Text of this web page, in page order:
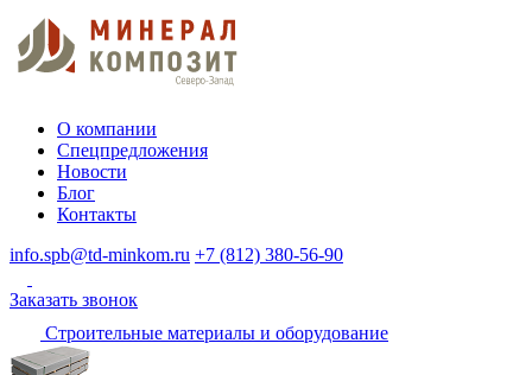
О компании
Спецпредложения
Новости
Блог
Контакты
info.spb@td-minkom.ru +7 (812) 380-56-90
Заказать звонок
Строительные материалы и оборудование